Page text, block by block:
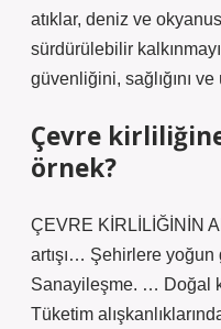
atıklar, deniz ve
sürdürülebilir
güvenliğini, sağlığını
Çevre
örnek?
ÇEVRE KİRLİLİĞİNİN
artışı… Şehirlere
Sanayileşme. … Doğal
Tüketim